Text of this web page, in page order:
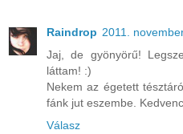
Raindrop 2011.
Jaj, de gyönyörű!
láttam! :)
Nekem az égetett
fánk jut eszembe.
Válasz